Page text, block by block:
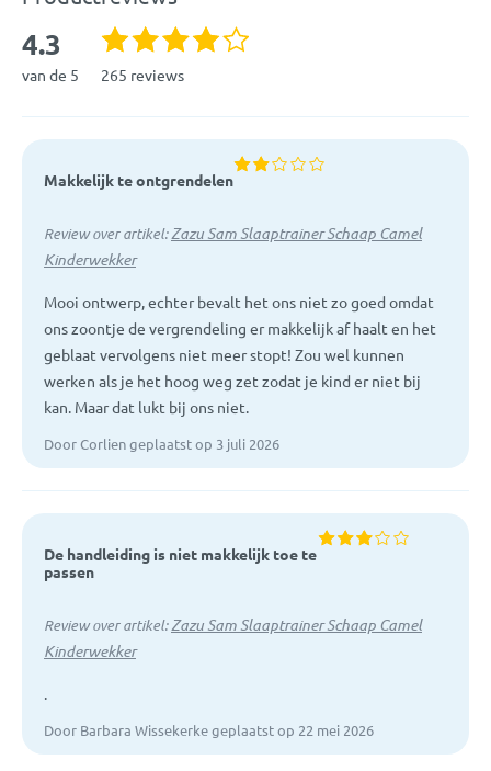
nachtlampje. Het schermpje kan uit staan, de hele nacht aan
blijven staan of automatisch na 5, 15 of 30 minuten uitgaan.
Werkt zowel met een USB kabel (meegeleverd) als op 4x AA-
Het schermpje van Sam blijft 15 minuten aan na het afgaan
van de wekker
Geschikt voor kinderen vanaf ongeveer 2.5 jaar
Afmetingen: 20 x 12 x 14 cm
Diameter LCD scherm: 7 cm
Werkt optimaal met Alkaline batterijen
Garantie: 2 Jaar Fabrieksgarantie
4.3
van de 5 265 reviews
Makkelijk te ontgrendelen
Review over artikel:Zazu Sam Slaaptrainer Schaap Camel
Kinderwekker
Mooi ontwerp, echter bevalt het ons niet zo goed omdat
ons zoontje de vergrendeling er makkelijk af haalt en het
geblaat vervolgens niet meer stopt! Zou wel kunnen
werken als je het hoog weg zet zodat je kind er niet bij
kan. Maar dat lukt bij ons niet.
Door Corlien geplaatst op 3 juli 2026
De handleiding is niet makkelijk toe te
passen
Review over artikel:Zazu Sam Slaaptrainer Schaap Camel
Kinderwekker
.
Door Barbara Wissekerke geplaatst op 22 mei 2026